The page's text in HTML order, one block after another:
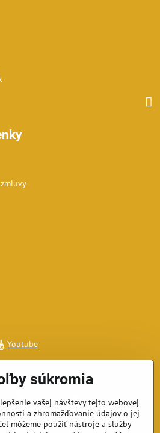
Youtube
súkromia
vašej návštevy tejto webovej
a zhromažďovanie údajov o jej
môžeme použiť nástroje a služby